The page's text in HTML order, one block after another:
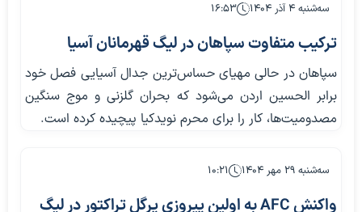
سه‌شنبه ۴ آذر ۱۴۰۴ ۱۶:۵۳
ترکیب متفاوت سپاهان در لیگ قهرمانان آسیا
سپاهان در حالی مهیای حساس‌ترین جدال آسیایی فصل خود
برابر الحسین اردن می‌شود که بحران گلزنی و موج سنگین
مصدومیت‌ها، کار را برای محرم نویدکیا پیچیده کرده است.
سه‌شنبه ۲۹ مهر ۱۴۰۴ ۱۰:۲۱
واکنش AFC به اولین پیروزی پرگل تراکتور در لیگ